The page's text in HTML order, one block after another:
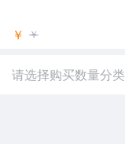
￥ ￥
请选择购买数量分类